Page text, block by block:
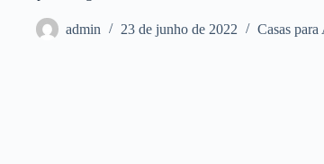
admin 23 de junho de 2022 Casas